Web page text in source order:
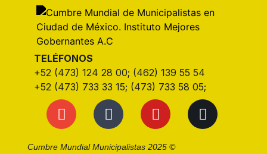
TELÉFONOS
+52 (473) 124 28 00; (462) 139 55 54
+52 (473) 733 33 15; (473) 733 58 05;
Cumbre Mundial Municipalistas 2025 ©